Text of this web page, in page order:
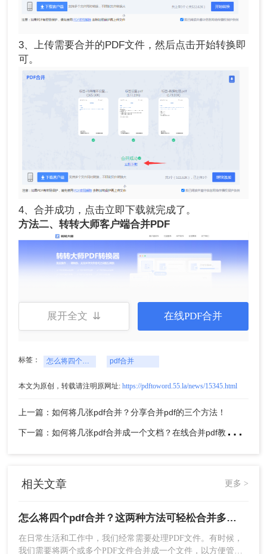
3、上传需要合并的PDF文件，然后点击开始转换即
可。
4、合并成功，点击立即下载就完成了。
方法二、转转大师客户端合并PDF
下面我们来具体PDF合并步骤⬇⬇⬇
合并”功能。
2、将需要合并的文件添加到软件中，可以选择添加
展开全文 ⇊ 在线PDF合并
标签： 怎么将四个pdf合并 pdf合并
本文为原创，转载请注明原网址: https://pdftoword.55.la/news/15345.html
上一篇：如何将几张pdf合并？分享合并pdf的三个方法！
下
一篇：如何将几张pdf合并成一个文档？在线合并pdf教程来啦！
相关文章 更多 >
怎么将四个pdf合并？这两种方法可轻松合并多个文件~
在日常生活和工作中，我们经常需要处理PDF文件。有时候，
我们需要将两个或多个PDF文件合并成一个文件，以方便管理